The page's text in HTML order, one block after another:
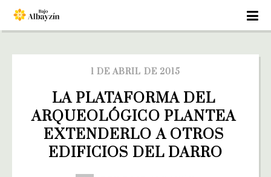
1 DE ABRIL DE 2015
LA PLATAFORMA DEL
ARQUEOLÓGICO PLANTEA
EXTENDERLO A OTROS
EDIFICIOS DEL DARRO